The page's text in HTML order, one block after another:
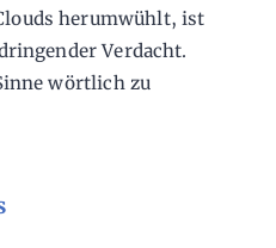
herumwühlt, ist
Verdacht.
wörtlich zu